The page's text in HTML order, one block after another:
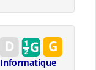
Informatique